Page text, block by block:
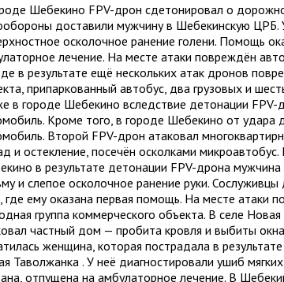
Шебекино FPV-дрон сдетонировал о
доставили мужчину в Шебекинскую ЦРБ.
осколочное ранение голени. Помощь
лечение. На месте атаки повреждён
в результате ещё нескольких атак дронов
припаркованный автобус, два грузовых и
в городе Шебекино вследствие детонации FPV-
Кроме того, в городе Шебекино от удара
Второй FPV-дрон атаковал
и остекление, посечён осколками
в результате детонации FPV-дрона
и слепое осколочное ранение руки.
где ему оказана первая помощь. На месте атаки
группа коммерческого объекта. В селе
частный дом — пробита кровля и выбиты
женщина, которая пострадала в
Таволжанка . У неё диагностировали ушиб
отпущена на амбулаторное лечение. В